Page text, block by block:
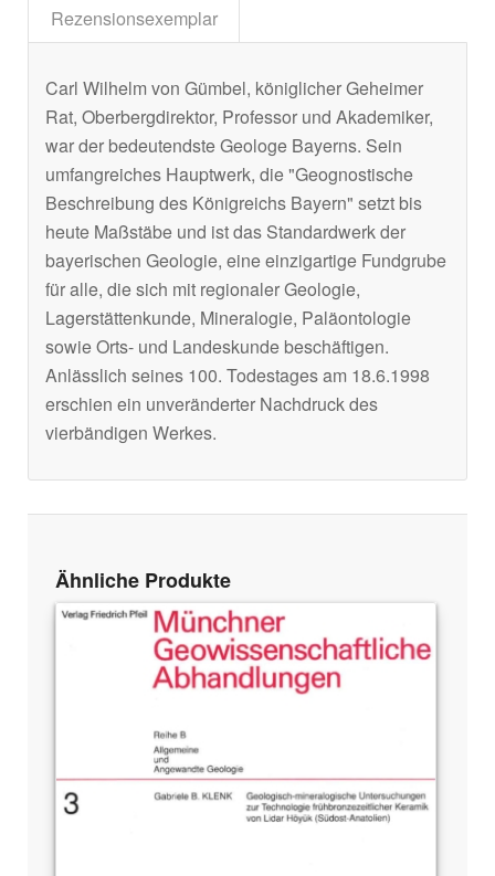
Rezensionsexemplar
Carl Wilhelm von Gümbel, königlicher Geheimer
Rat, Oberbergdirektor, Professor und Akademiker,
war der bedeutendste Geologe Bayerns. Sein
umfangreiches Hauptwerk, die "Geognostische
Beschreibung des Königreichs Bayern" setzt bis
heute Maßstäbe und ist das Standardwerk der
bayerischen Geologie, eine einzigartige Fundgrube
für alle, die sich mit regionaler Geologie,
Lagerstättenkunde, Mineralogie, Paläontologie
sowie Orts- und Landeskunde beschäftigen.
Anlässlich seines 100. Todestages am 18.6.1998
erschien ein unveränderter Nachdruck des
vierbändigen Werkes.
Ähnliche Produkte